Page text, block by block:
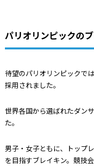
パリオリンピックの
待望のパリオリンピックで
採用されました。
世界各国から選ばれたダン
た。
男子・女子ともに、トップ
を目指すブレイキン。競技